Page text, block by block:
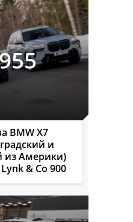
BMW X7
и
из Америки)
& Co 900